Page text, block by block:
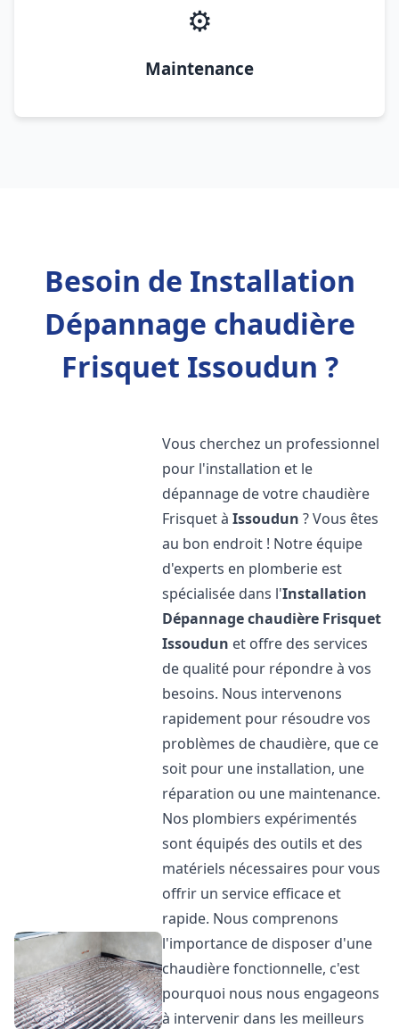
⚙️
Maintenance
Besoin de Installation
Dépannage chaudière
Frisquet Issoudun ?
Vous cherchez un professionnel
pour l'installation et le
dépannage de votre chaudière
Frisquet àIssoudun ? Vous êtes
au bon endroit ! Notre équipe
d'experts en plomberie est
spécialisée dans l'Installation
Dépannage chaudière Frisquet
Issoudun et offre des services
de qualité pour répondre à vos
besoins. Nous intervenons
rapidement pour résoudre vos
problèmes de chaudière, que ce
soit pour une installation, une
réparation ou une maintenance.
Nos plombiers expérimentés
sont équipés des outils et des
matériels nécessaires pour vous
offrir un service efficace et
rapide. Nous comprenons
l'importance de disposer d'une
chaudière fonctionnelle, c'est
pourquoi nous nous engageons
à intervenir dans les meilleurs